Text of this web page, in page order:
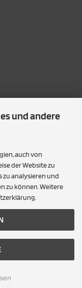
durchgestrichenen Preise
und andere
auch von
der Website zu
zu analysieren und
zu können. Weitere